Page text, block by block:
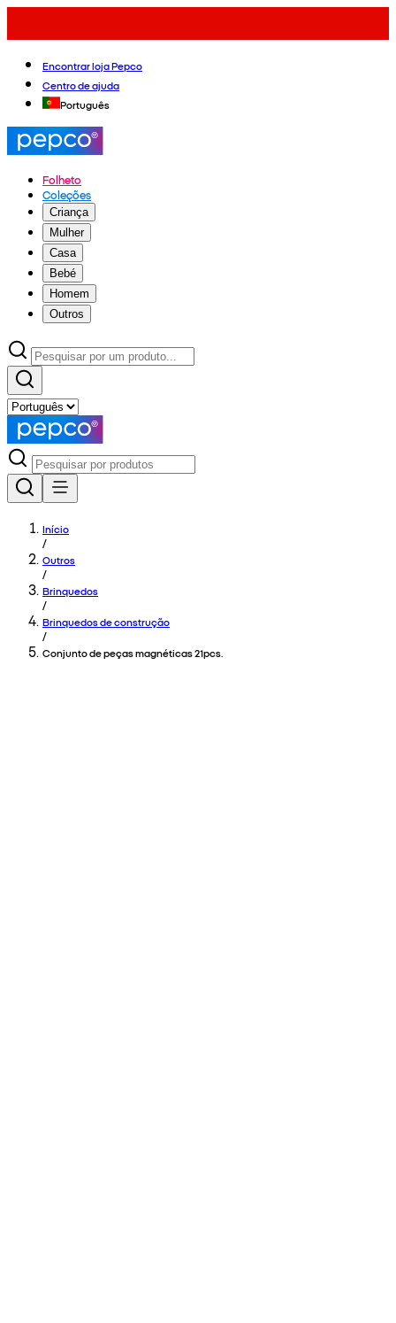
Encontrar loja Pepco
Centro de ajuda
Português
Folheto
Coleções
Criança
Mulher
Casa
Bebé
Homem
Outros
Início
/
Outros
/
Brinquedos
/
Brinquedos de construção
/
Conjunto de peças magnéticas 21pcs.